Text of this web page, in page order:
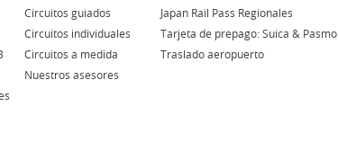
Circuitos guiados
Circuitos individuales
Circuitos a medida
Nuestros asesores
Japan Rail Pass Regionales
Tarjeta de prepago: Suica & Pasmo
Traslado aeropuerto